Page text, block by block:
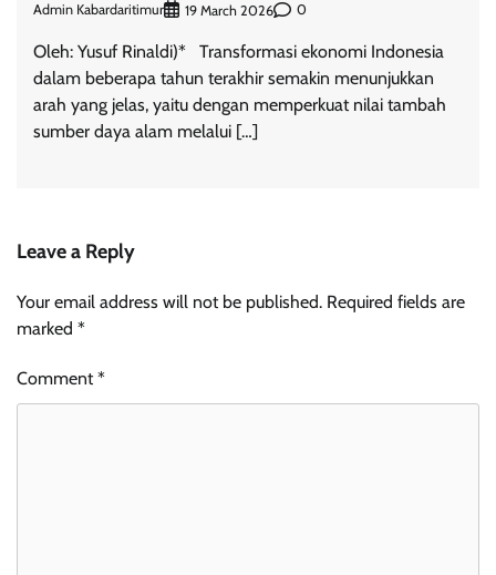
Admin Kabardaritimur 19 March 2026 0
Oleh: Yusuf Rinaldi)* Transformasi ekonomi Indonesia
dalam beberapa tahun terakhir semakin menunjukkan
arah yang jelas, yaitu dengan memperkuat nilai tambah
sumber daya alam melalui […]
Leave a Reply
Your email address will not be published. Required fields are
marked *
Comment*